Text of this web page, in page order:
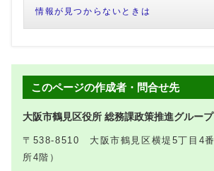
情報が見つからないときは
このページの作成者・問合せ先
大阪市鶴見区役所 総務課政策推進グループ
〒538-8510 大阪市鶴見区横堤5丁目4
所4階）